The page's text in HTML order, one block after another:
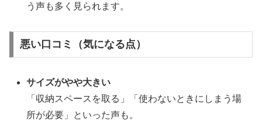
う声も多く見られます。
悪い口コミ（気になる点）
サイズがやや大きい
「収納スペースを取る」「使わないときにしまう場
所が必要」といった声も。